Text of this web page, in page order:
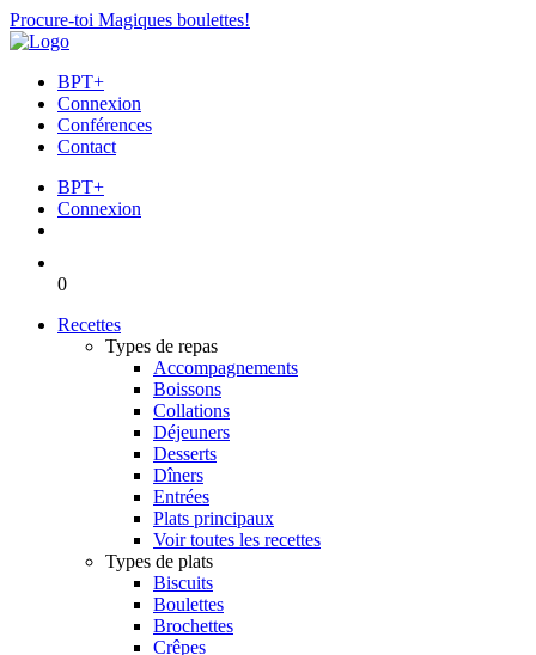
Procure-toi Magiques boulettes!
BPT+
Connexion
Conférences
Contact
BPT+
Connexion
0
Recettes
Types de repas
Accompagnements
Boissons
Collations
Déjeuners
Desserts
Dîners
Entrées
Plats principaux
Voir toutes les recettes
Types de plats
Biscuits
Boulettes
Brochettes
Crêpes